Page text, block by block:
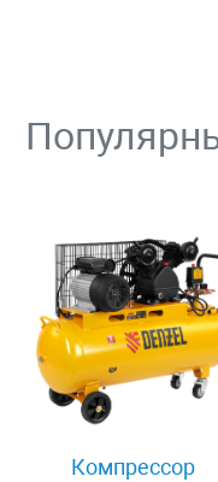
Компрессор